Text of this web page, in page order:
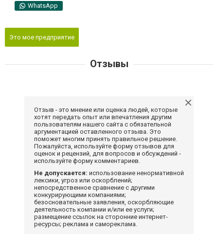
WhatsApp
Это мое предприятие
Отзывы
Отзыв - это мнение или оценка людей, которые
хотят передать опыт или впечатления другим
пользователям нашего сайта с обязательной
аргументацией оставленного отзыва. Это
поможет многим принять правильное решение.
Пожалуйста, используйте форму отзывов для
оценок и рецензий, для вопросов и обсуждений -
используйте форму комментариев.
Не допускается: использование ненормативной
лексики, угроз или оскорблений;
непосредственное сравнение с другими
конкурирующими компаниями;
безосновательные заявления, оскорбляющие
деятельность компании и/или ее услуги;
размещение ссылок на сторонние интернет-
ресурсы; реклама и самореклама.